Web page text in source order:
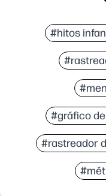
#hitos
#gráfico
#rastreador